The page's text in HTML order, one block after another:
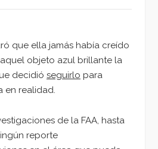
que ella jamás había creído
objeto azul brillante la
decidió seguirlo para
en realidad.
de la FAA, hasta
reporte